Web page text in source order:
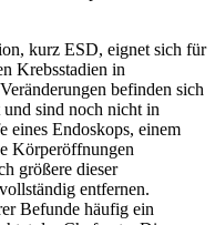
kurz ESD, eignet sich für
Krebsstadien in
befinden sich
und sind noch nicht in
eines Endoskops, einem
Körperöffnungen
größere dieser
entfernen.
Befunde häufig ein